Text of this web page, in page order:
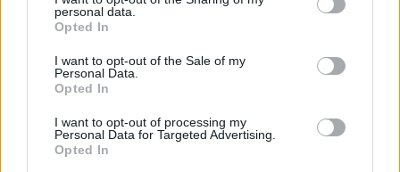
personal data.
Opted In
I want to opt-out of the Sale of my
Personal Data.
Opted In
I want to opt-out of processing my
Personal Data for Targeted Advertising.
Opted In
4 luni! Cheltuielile statului au crescut cu 30%